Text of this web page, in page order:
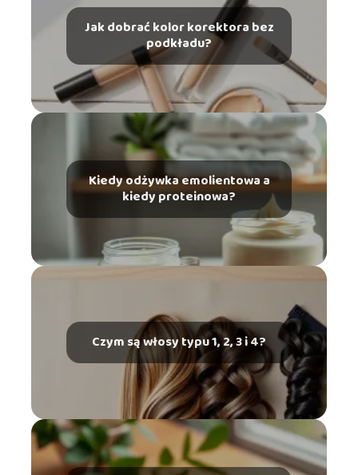
Jak dobrać kolor korektora bez
podkładu?
Kiedy odżywka emolientowa a
kiedy proteinowa?
Czym są włosy typu 1, 2, 3 i 4?